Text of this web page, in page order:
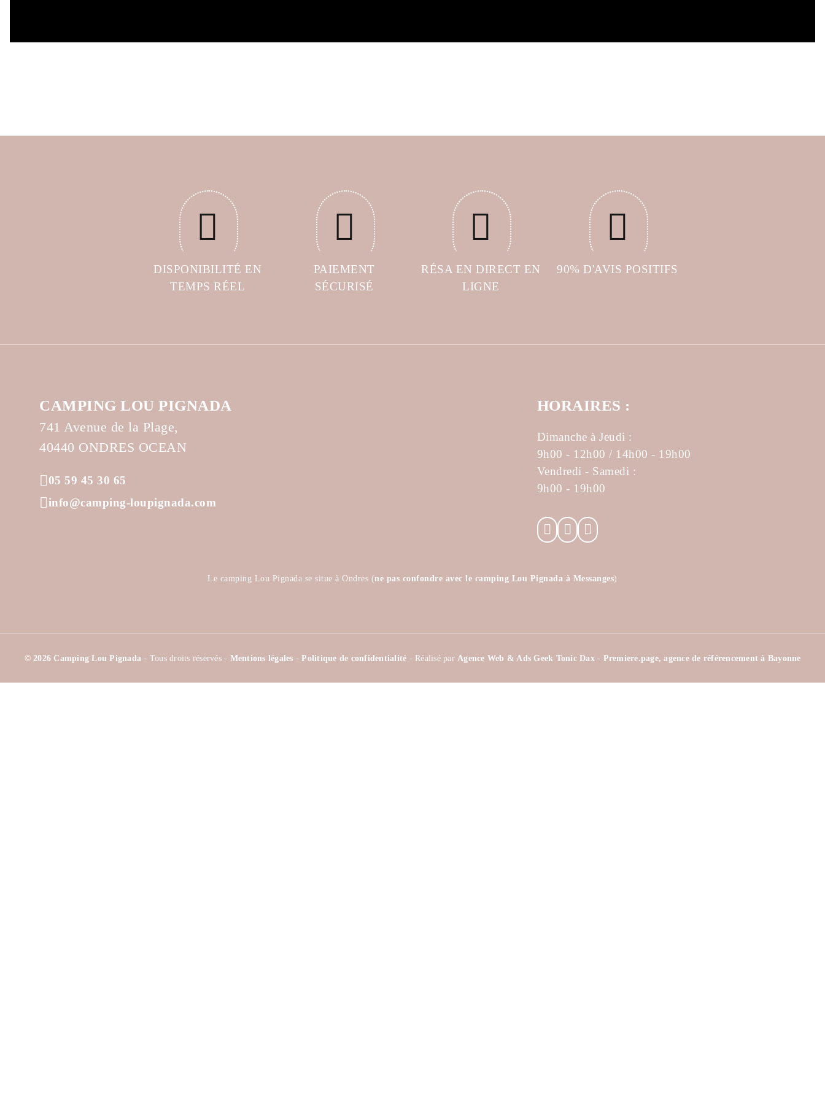
DISPONIBILITÉ EN
TEMPS RÉEL
PAIEMENT
SÉCURISÉ
RÉSA EN DIRECT EN
LIGNE
90% D'AVIS POSITIFS
CAMPING LOU PIGNADA
741 Avenue de la Plage,
40440 ONDRES OCEAN
05 59 45 30 65
info@camping-loupignada.com
HORAIRES :
Dimanche à Jeudi :
9h00 - 12h00 / 14h00 - 19h00
Vendredi - Samedi :
9h00 - 19h00
Le camping Lou Pignada se situe à Ondres (ne pas confondre avec le camping Lou Pignada à Messanges)
© 2026 Camping Lou Pignada - Tous droits réservés - Mentions légales -Politique de confidentialité - Réalisé par Agence Web & Ads Geek Tonic Dax- Premiere.page, agence de référencement à Bayonne